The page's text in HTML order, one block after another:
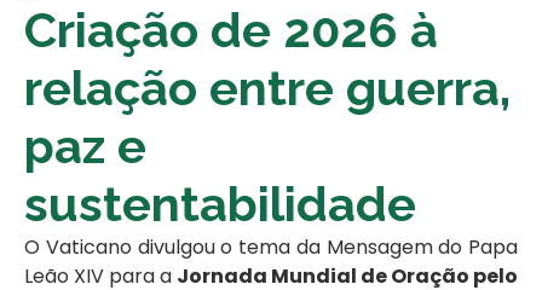
Criação de 2026 à
relação entre guerra,
paz e
sustentabilidade
O Vaticano divulgou o tema da Mensagem do Papa
Leão XIV para a Jornada Mundial de Oração pelo